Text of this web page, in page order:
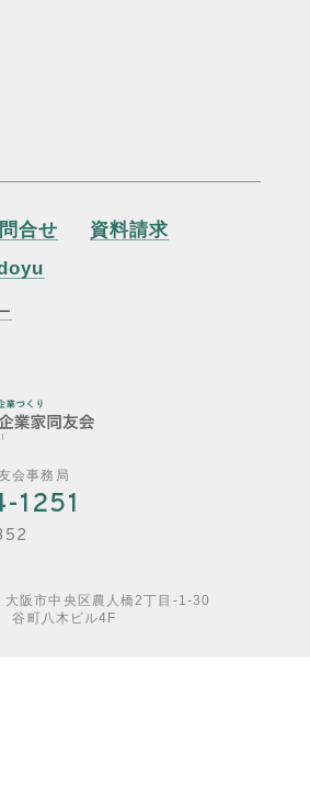
合せ
資料請求
会事務局
1251
阪市中央区農人橋2丁目-1-30
谷町八木ビル4F